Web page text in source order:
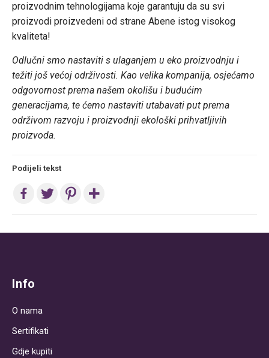
proizvodnim tehnologijama koje garantuju da su svi
proizvodi proizvedeni od strane Abene istog visokog
kvaliteta!
Odlučni smo nastaviti s ulaganjem u eko proizvodnju i
težiti još većoj održivosti. Kao velika kompanija, osjećamo
odgovornost prema našem okolišu i budućim
generacijama, te ćemo nastaviti utabavati put prema
održivom razvoju i proizvodnji ekološki prihvatljivih
proizvoda.
Podijeli tekst
Post
Info
O nama
Sertifikati
Gdje kupiti